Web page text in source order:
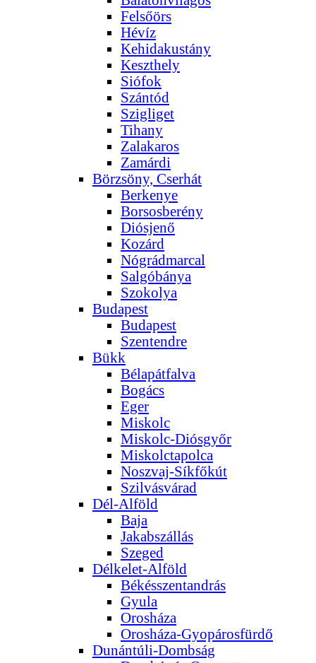
Felsőörs
Hévíz
Kehidakustány
Keszthely
Siófok
Szántód
Szigliget
Tihany
Zalakaros
Zamárdi
Börzsöny, Cserhát
Berkenye
Borsosberény
Diósjenő
Kozárd
Nógrádmarcal
Salgóbánya
Szokolya
Budapest
Budapest
Szentendre
Bükk
Bélapátfalva
Bogács
Eger
Miskolc
Miskolc-Diósgyőr
Miskolctapolca
Noszvaj-Síkfőkút
Szilvásvárad
Dél-Alföld
Baja
Jakabszállás
Szeged
Délkelet-Alföld
Békésszentandrás
Gyula
Orosháza
Orosháza-Gyopárosfürdő
Dunántúli-Dombság